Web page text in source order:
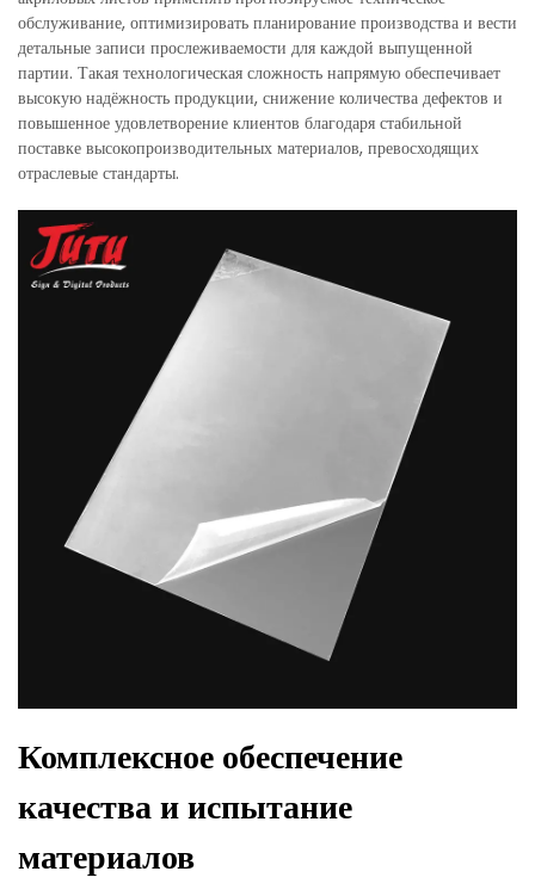
обслуживание, оптимизировать планирование производства и вести
детальные записи прослеживаемости для каждой выпущенной
партии. Такая технологическая сложность напрямую обеспечивает
высокую надёжность продукции, снижение количества дефектов и
повышенное удовлетворение клиентов благодаря стабильной
поставке высокопроизводительных материалов, превосходящих
отраслевые стандарты.
Комплексное обеспечение
качества и испытание
материалов